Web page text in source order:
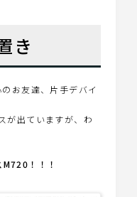
き
お友達、片手デバイ
が出ていますが、わ
！！！